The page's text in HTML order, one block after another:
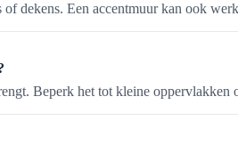
dekens. Een accentmuur kan ook
Beperk het tot kleine oppervlakken